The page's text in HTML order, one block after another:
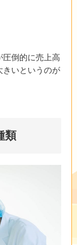
圧倒的に売上高
きいというのが
類